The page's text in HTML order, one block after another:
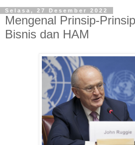
Selasa, 27 Desember 2022
Mengenal Prinsip-
Bisnis dan HAM